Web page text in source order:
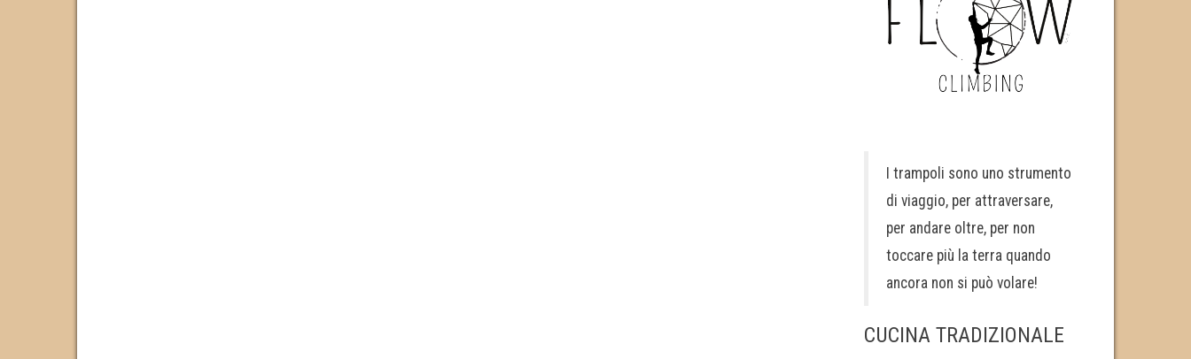
I trampoli sono uno strumento
di viaggio, per attraversare,
per andare oltre, per non
toccare più la terra quando
ancora non si può volare!
CUCINA TRADIZIONALE